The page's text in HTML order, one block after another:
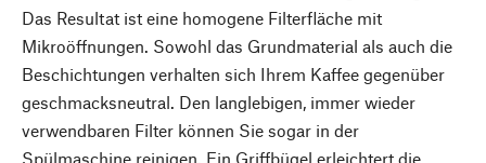
Das Resultat ist eine homogene Filterfläche mit
Mikroöffnungen. Sowohl das Grundmaterial als auch die
Beschichtungen verhalten sich Ihrem Kaffee gegenüber
geschmacksneutral. Den langlebigen, immer wieder
verwendbaren Filter können Sie sogar in der
Spülmaschine reinigen. Ein Griffbügel erleichtert die